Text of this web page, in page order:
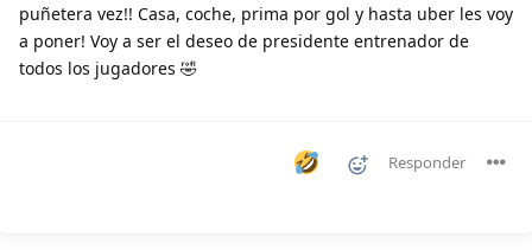
puñetera vez!! Casa, coche, prima por gol y hasta uber les voy
a poner! Voy a ser el deseo de presidente entrenador de
todos los jugadores 🤣
Responder